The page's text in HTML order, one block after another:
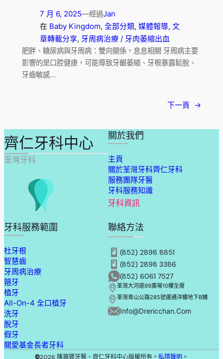
7 月 6, 2025—經過Jan
在 Baby Kingdom, 全部分類, 媒體報導, 文
章轉載分享, 牙周病治療 / 牙肉萎縮出血
肥胖、糖尿病與牙周病：雙向關係，息息相關 牙周病主要
影響的是口腔健康，可能導致牙齦萎縮、牙根暴露鬆脫、
牙齒敏感…
下一頁 →
齊仁牙科中心
荃灣牙科
關於我們
主頁
關於荃灣牙科齊仁牙科
服務團隊牙醫
牙科服務知識
牙科資訊
牙科服務範圍
杜牙根
智慧齒
牙周病治療
箍牙
植牙
All-On-4 全口植牙
洗牙
脫牙
假牙
關愛基金長者牙科
聯絡方法
(852) 2898 8851
(852) 2898 3386
(852) 6061 7527
荃灣大河道99廣場10樓全層
荃灣青山公路285號運通洋樓地下B鋪
Info@drericchan.com
©2026 陳澔賢牙醫、齊仁牙科中心版權所有。 私隱聲明 。